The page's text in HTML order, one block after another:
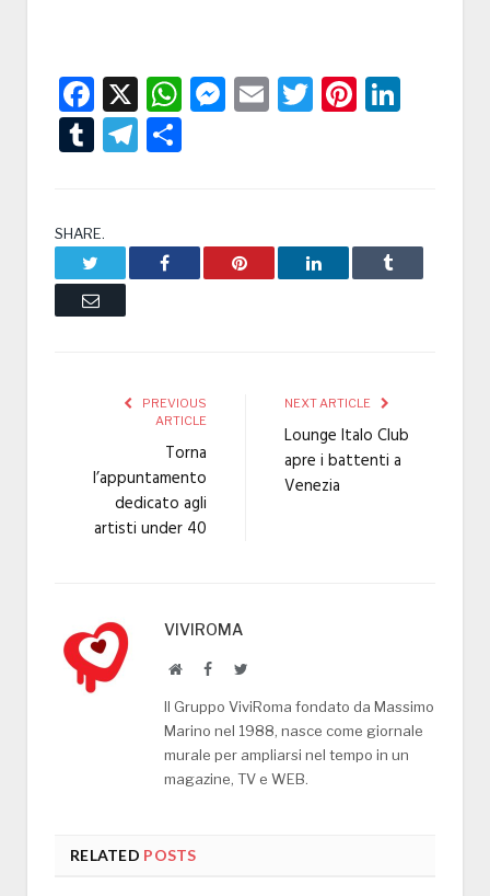
Facebook
X WhatsApp
Messenger
EmailTwitter
TumblrTelegram
SHARE.
Facebook Pinterest LinkedIn Tumblr
Email
PREVIOUS
ARTICLE
Torna
l’appuntamento
dedicato agli
artisti under 40
NEXT ARTICLE
Lounge Italo Club
apre i battenti a
Venezia
VIVIROMA
WebsiteFacebookTwitter
Il Gruppo ViviRoma fondato da Massimo
Marino nel 1988, nasce come giornale
murale per ampliarsi nel tempo in un
magazine, TV e WEB.
RELATED POSTS